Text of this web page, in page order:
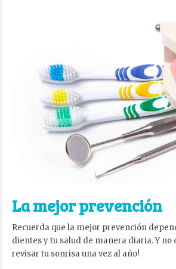
La mejor prevención
Recuerda que la mejor prevención
dientes y tu salud de manera diaria. Y no
revisar tu sonrisa una vez al año!